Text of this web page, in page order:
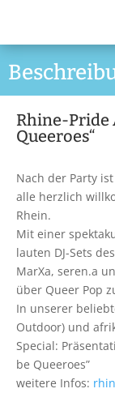
Rhine-Pride
Queeroes“
Nach der Party
alle herzlich
Rhein.
Mit einer
lauten DJ-Sets
MarXa, seren.a
über Queer Pop
In unserer
Outdoor) und
Special:
be Queeroes”
weitere Infos: